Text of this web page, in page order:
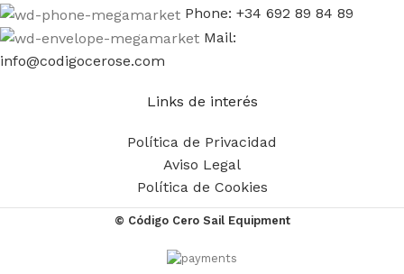
Phone: +34 692 89 84 89
Mail:
info@codigocerose.com
Links de interés
Política de Privacidad
Aviso Legal
Política de Cookies
© Código Cero Sail Equipment